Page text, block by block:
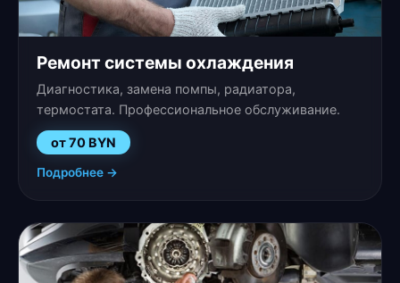
Ремонт системы охлаждения
Диагностика, замена помпы, радиатора,
термостата. Профессиональное обслуживание.
от 70 BYN
Подробнее →